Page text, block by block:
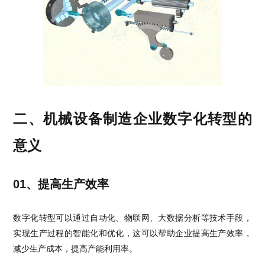
二、机械设备制造企业数字化转型的
意义
01、提高生产效率
数字化转型可以通过自动化、物联网、大数据分析等技术手段，
实现生产过程的智能化和优化，这可以帮助企业提高生产效率，
减少生产成本，提高产能利用率。